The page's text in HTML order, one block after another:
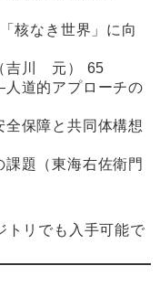
なき世界」に向
吉川 元） 65
道的アプローチの
保障と共同体構想
題（東海右佐衛門
リでも入手可能で